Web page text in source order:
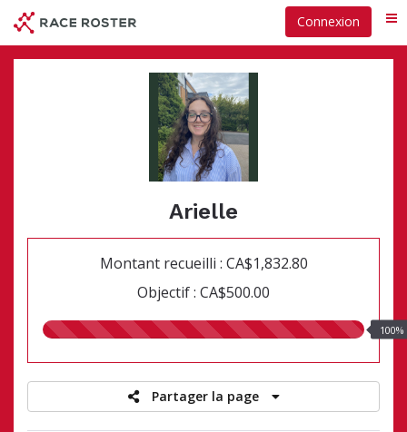
Passer
contenu
principal
Connexion
Arielle
Montant recueilli : CA$1,832.80
Objectif : CA$500.00
100.00%
100%
Partager la page